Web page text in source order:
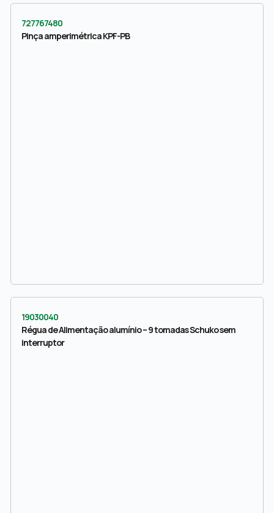
727767480
Pinça amperimétrica KPF-PB
19030040
Régua de Alimentação alumínio – 9 tomadas Schuko sem
interruptor